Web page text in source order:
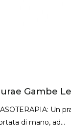
Gambe
Un
di mano, ad...